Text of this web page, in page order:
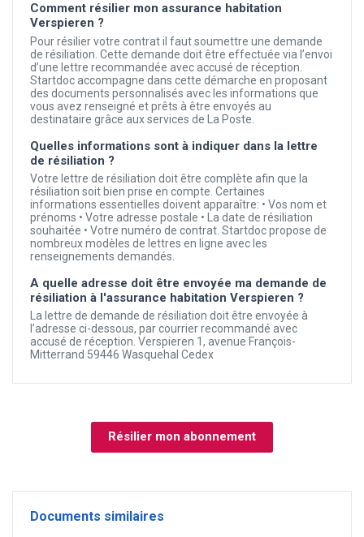
Comment résilier mon assurance habitation
Verspieren ?
Pour résilier votre contrat il faut soumettre une demande
de résiliation. Cette demande doit être effectuée via l’envoi
d’une lettre recommandée avec accusé de réception.
Startdoc accompagne dans cette démarche en proposant
des documents personnalisés avec les informations que
vous avez renseigné et prêts à être envoyés au
destinataire grâce aux services de La Poste.
Quelles informations sont à indiquer dans la lettre
de résiliation ?
Votre lettre de résiliation doit être complète afin que la
résiliation soit bien prise en compte. Certaines
informations essentielles doivent apparaître: • Vos nom et
prénoms • Votre adresse postale • La date de résiliation
souhaitée • Votre numéro de contrat. Startdoc propose de
nombreux modèles de lettres en ligne avec les
renseignements demandés.
A quelle adresse doit être envoyée ma demande de
résiliation à l'assurance habitation Verspieren ?
La lettre de demande de résiliation doit être envoyée à
l’adresse ci-dessous, par courrier recommandé avec
accusé de réception. Verspieren 1, avenue François-
Mitterrand 59446 Wasquehal Cedex
Résilier mon abonnement
Documents similaires